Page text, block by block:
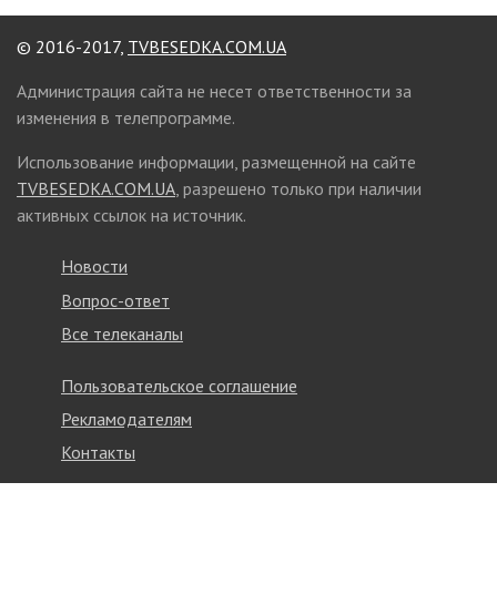
© 2016-2017, TVBESEDKA.COM.UA
Администрация сайта не несет ответственности за
изменения в телепрограмме.
Использование информации, размещенной на сайте
TVBESEDKA.COM.UA, разрешено только при наличии
активных ссылок на источник.
Новости
Вопрос-ответ
Все телеканалы
Пользовательское соглашение
Рекламодателям
Контакты